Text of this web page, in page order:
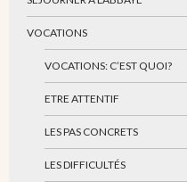
VOCATIONS
VOCATIONS: C’EST QUOI?
ETRE ATTENTIF
LES PAS CONCRETS
LES DIFFICULTÉS